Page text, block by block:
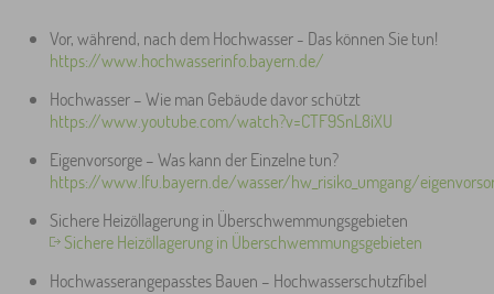
Vor, während, nach dem Hochwasser - Das können Sie tun!
https://www.hochwasserinfo.bayern.de/
Hochwasser – Wie man Gebäude davor schützt
https://www.youtube.com/watch?v=CTF9SnL8iXU
Eigenvorsorge – Was kann der Einzelne tun?
https://www.lfu.bayern.de/wasser/hw_risiko_umgang/
Sichere Heizöllagerung in Überschwemmungsgebieten
Sichere Heizöllagerung in Überschwemmungsgebieten
Hochwasserangepasstes Bauen – Hochwasserschutzfibel